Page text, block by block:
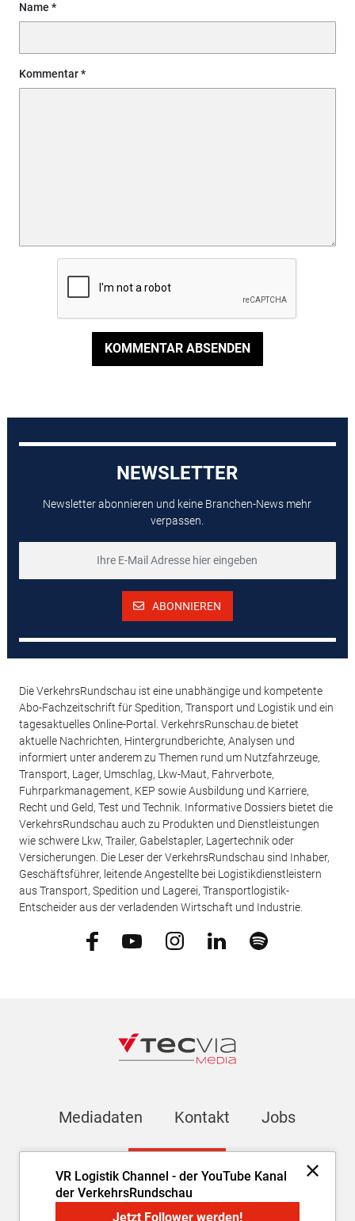
Name
Kommentar
KOMMENTAR ABSENDEN
VR Logistik Channel - der YouTube Kanal
der VerkehrsRundschau
Jetzt Follower werden!
NEWSLETTER
Newsletter abonnieren und keine Branchen-News mehr
verpassen.
ABONNIEREN
Die VerkehrsRundschau ist eine unabhängige und kompetente
Abo-Fachzeitschrift für Spedition, Transport und Logistik und ein
tagesaktuelles Online-Portal. VerkehrsRunschau.de bietet
aktuelle Nachrichten, Hintergrundberichte, Analysen und
informiert unter anderem zu Themen rund um Nutzfahrzeuge,
Transport, Lager, Umschlag, Lkw-Maut, Fahrverbote,
Fuhrparkmanagement, KEP sowie Ausbildung und Karriere,
Recht und Geld, Test und Technik. Informative Dossiers bietet die
VerkehrsRundschau auch zu Produkten und Dienstleistungen
wie schwere Lkw, Trailer, Gabelstapler, Lagertechnik oder
Versicherungen. Die Leser der VerkehrsRundschau sind Inhaber,
Geschäftsführer, leitende Angestellte bei Logistikdienstleistern
aus Transport, Spedition und Lagerei, Transportlogistik-
Entscheider aus der verladenden Wirtschaft und Industrie.
Mediadaten Kontakt Jobs
AGB Datenschutz Cookie-Einstellungen